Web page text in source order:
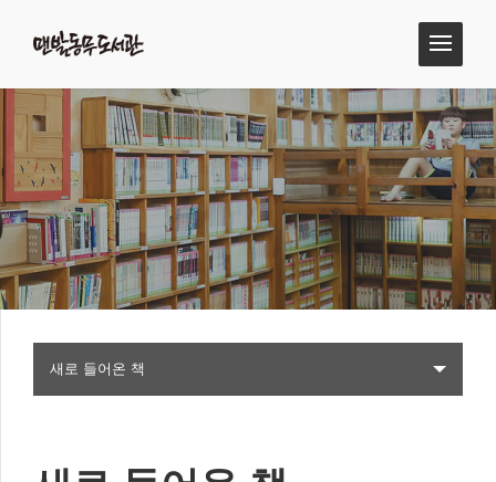
새로 들어온 책